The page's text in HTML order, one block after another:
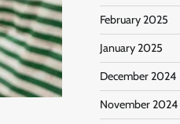
February 2025
January 2025
December 2024
November 2024